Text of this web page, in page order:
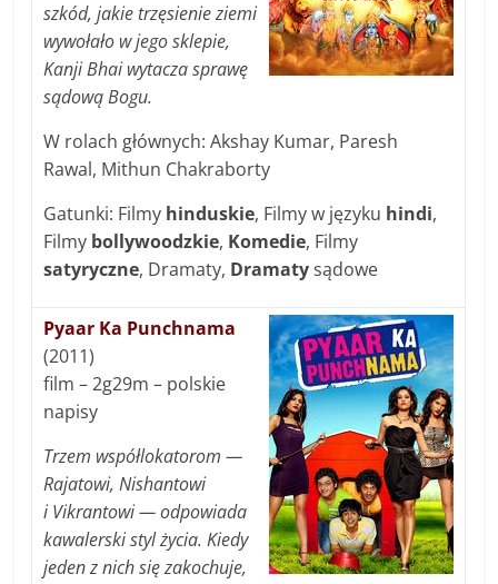
szkód, jakie trzęsienie ziemi
wywołało w jego sklepie,
Kanji Bhai wytacza sprawę
sądową Bogu.
W rolach głównych: Akshay Kumar, Paresh
Rawal, Mithun Chakraborty
Gatunki: Filmy hinduskie, Filmy w języku hindi,
Filmy bollywoodzkie, Komedie, Filmy
satyryczne, Dramaty, Dramatysądowe
Pyaar Ka Punchnama
(2011)
film – 2g29m – polskie
napisy
Trzem współlokatorom —
Rajatowi, Nishantowi
i Vikrantowi — odpowiada
kawalerski styl życia. Kiedy
jeden z nich się zakochuje,